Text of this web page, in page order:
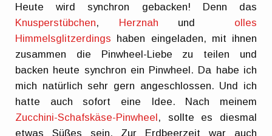
Heute wird synchron gebacken! Denn das
Knusperstübchen, Herznah und olles
Himmelsglitzerdings haben eingeladen, mit ihnen
zusammen die Pinwheel-Liebe zu teilen und
backen heute synchron ein Pinwheel. Da habe ich
mich natürlich sehr gern angeschlossen. Und ich
hatte auch sofort eine Idee. Nach meinem
Zucchini-Schafskäse-Pinwheel, sollte es diesmal
etwas Süßes sein. Zur Erdbeerzeit war auch